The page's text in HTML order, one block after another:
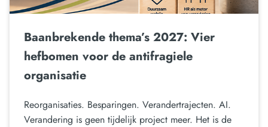
Baanbrekende thema’s 2027: Vier
hefbomen voor de antifragiele
organisatie
Reorganisaties. Besparingen. Verandertrajecten. AI.
Verandering is geen tijdelijk project meer. Het is de